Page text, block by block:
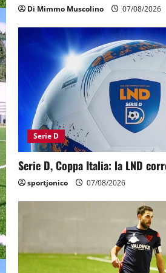
Di Mimmo Muscolino 07/08/2026
Serie D
Serie D, Coppa Italia: la LND
sportjonico 07/08/2026